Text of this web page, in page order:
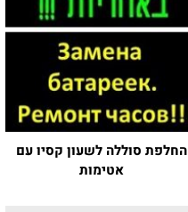
החלפת סוללה לשעון קסיו עם
אטימות